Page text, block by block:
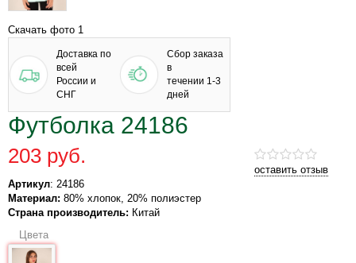
Скачать фото 1
Доставка по
всей
России и
СНГ
Сбор заказа
в
течении 1-3
дней
Футболка 24186
оставить отзыв
203 руб.
Артикул: 24186
Материал: 80% хлопок, 20% полиэстер
Страна производитель: Китай
Цвета